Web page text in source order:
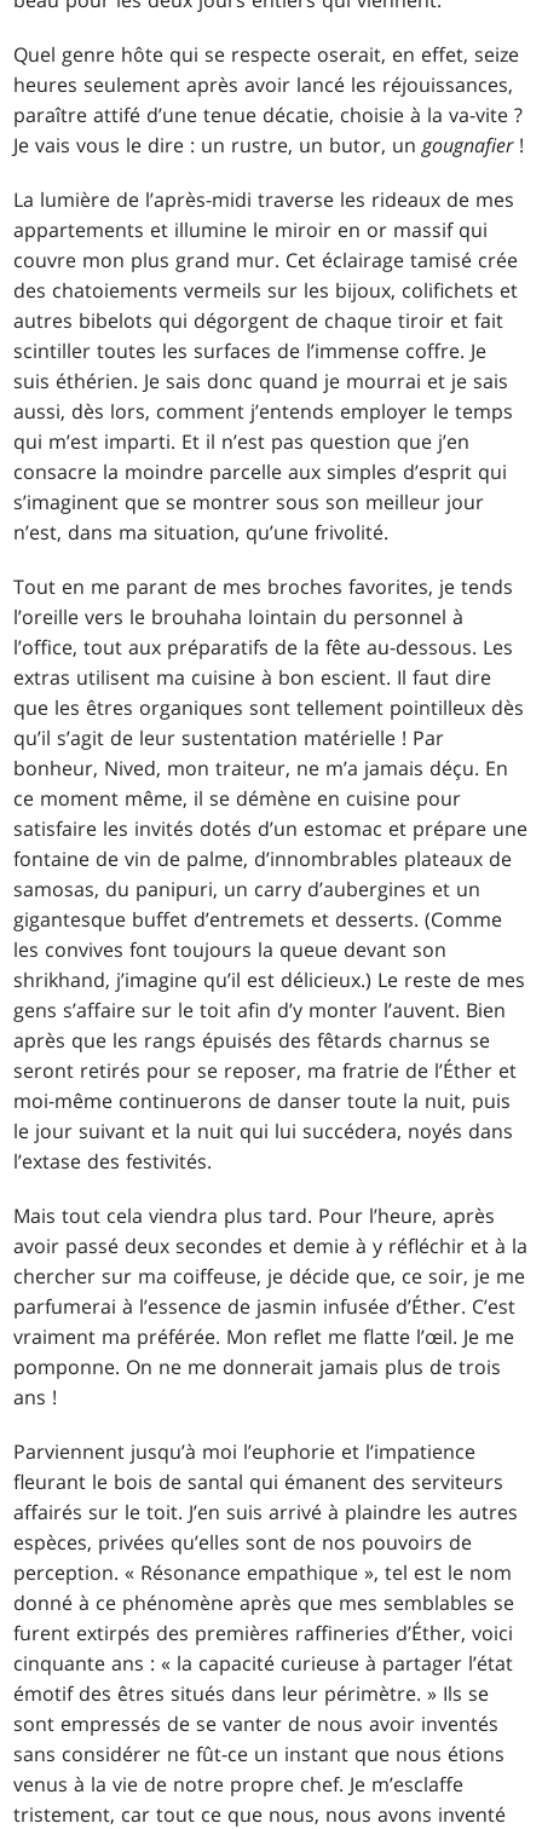
Quel genre hôte qui se respecte oserait, en effet, seize
heures seulement après avoir lancé les réjouissances,
paraître attifé d’une tenue décatie, choisie à la va-vite ?
Je vais vous le dire : un rustre, un butor, ungougnafier!
La lumière de l’après-midi traverse les rideaux de mes
appartements et illumine le miroir en or massif qui
couvre mon plus grand mur. Cet éclairage tamisé crée
des chatoiements vermeils sur les bijoux, colifichets et
autres bibelots qui dégorgent de chaque tiroir et fait
scintiller toutes les surfaces de l’immense coffre. Je
suis éthérien. Je sais donc quand je mourrai et je sais
aussi, dès lors, comment j’entends employer le temps
qui m’est imparti. Et il n’est pas question que j’en
consacre la moindre parcelle aux simples d’esprit qui
s’imaginent que se montrer sous son meilleur jour
n’est, dans ma situation, qu’une frivolité.
Tout en me parant de mes broches favorites, je tends
l’oreille vers le brouhaha lointain du personnel à
l’office, tout aux préparatifs de la fête au-dessous. Les
extras utilisent ma cuisine à bon escient. Il faut dire
que les êtres organiques sont tellement pointilleux dès
qu’il s’agit de leur sustentation matérielle ! Par
bonheur, Nived, mon traiteur, ne m’a jamais déçu. En
ce moment même, il se démène en cuisine pour
satisfaire les invités dotés d’un estomac et prépare une
fontaine de vin de palme, d’innombrables plateaux de
samosas, du panipuri, un carry d’aubergines et un
gigantesque buffet d’entremets et desserts. (Comme
les convives font toujours la queue devant son
shrikhand, j’imagine qu’il est délicieux.) Le reste de mes
gens s’affaire sur le toit afin d’y monter l’auvent. Bien
après que les rangs épuisés des fêtards charnus se
seront retirés pour se reposer, ma fratrie de l’Éther et
moi-même continuerons de danser toute la nuit, puis
le jour suivant et la nuit qui lui succédera, noyés dans
l’extase des festivités.
Mais tout cela viendra plus tard. Pour l’heure, après
avoir passé deux secondes et demie à y réfléchir et à la
chercher sur ma coiffeuse, je décide que, ce soir, je me
parfumerai à l’essence de jasmin infusée d’Éther. C’est
vraiment ma préférée. Mon reflet me flatte l’œil. Je me
pomponne. On ne me donnerait jamais plus de trois
ans !
Parviennent jusqu’à moi l’euphorie et l’impatience
fleurant le bois de santal qui émanent des serviteurs
affairés sur le toit. J’en suis arrivé à plaindre les autres
espèces, privées qu’elles sont de nos pouvoirs de
perception. « Résonance empathique », tel est le nom
donné à ce phénomène après que mes semblables se
furent extirpés des premières raffineries d’Éther, voici
cinquante ans : « la capacité curieuse à partager l’état
émotif des êtres situés dans leur périmètre. » Ils se
sont empressés de se vanter de nous avoir inventés
sans considérer ne fût-ce un instant que nous étions
venus à la vie de notre propre chef. Je m’esclaffe
tristement, car tout ce que nous, nous avons inventé